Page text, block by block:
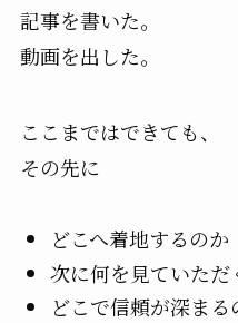
記事を書いた。
動画を出した。
ここまではできても、
その先に
どこへ着地するのか
次に何を見ていただ
どこで信頼が深まる